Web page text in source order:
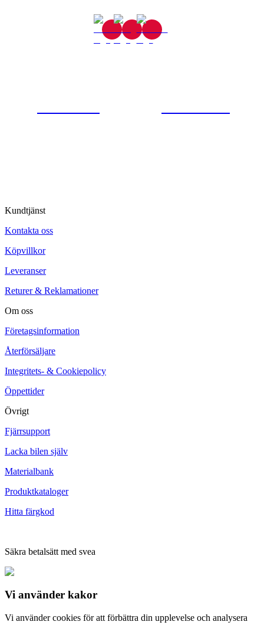
Kundtjänst
Kontakta oss
Köpvillkor
Leveranser
Returer & Reklamationer
Om oss
Företagsinformation
Återförsäljare
Integritets- & Cookiepolicy
Öppettider
Övrigt
Fjärrsupport
Lacka bilen själv
Materialbank
Produktkataloger
Hitta färgkod
Säkra betalsätt med svea
Vi använder kakor
Vi använder cookies för att förbättra din upplevelse och analysera